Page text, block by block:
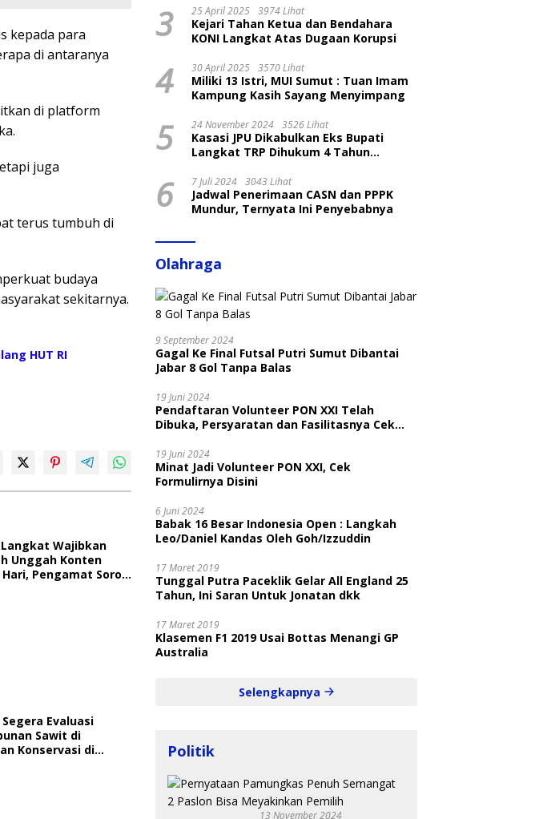
kepada para
di antaranya
di platform
juga
terus tumbuh di
budaya
sekitarnya.
HUT RI
Wajibkan
Unggah Konten
Hari, Pengamat Soroti
Segera Evaluasi
Sawit di
Konservasi di
3 25 April 2025 3974 Lihat
Kejari Tahan Ketua dan Bendahara
KONI Langkat Atas Dugaan Korupsi
4 30 April 2025 3570 Lihat
Miliki 13 Istri, MUI Sumut : Tuan Imam
Kampung Kasih Sayang Menyimpang
5 24 November 2024 3526 Lihat
Kasasi JPU Dikabulkan Eks Bupati
Langkat TRP Dihukum 4 Tahun
6 7 Juli 2024 3043 Lihat
Jadwal Penerimaan CASN dan PPPK
Mundur, Ternyata Ini Penyebabnya
Olahraga
9 September 2024
Gagal Ke Final Futsal Putri Sumut Dibantai
Jabar 8 Gol Tanpa Balas
19 Juni 2024
Pendaftaran Volunteer PON XXI Telah
Dibuka, Persyaratan dan Fasilitasnya Cek
19 Juni 2024
Minat Jadi Volunteer PON XXI, Cek
Formulirnya Disini
6 Juni 2024
Babak 16 Besar Indonesia Open : Langkah
Leo/Daniel Kandas Oleh Goh/Izzuddin
17 Maret 2019
Tunggal Putra Paceklik Gelar All England 25
Tahun, Ini Saran Untuk Jonatan dkk
17 Maret 2019
Klasemen F1 2019 Usai Bottas Menangi GP
Australia
Selengkapnya
Politik
13 November 2024